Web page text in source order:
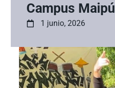
Campus Maipú
1 junio, 2026